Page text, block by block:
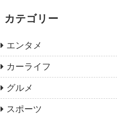
カテゴリー
エンタメ
カーライフ
グルメ
スポーツ